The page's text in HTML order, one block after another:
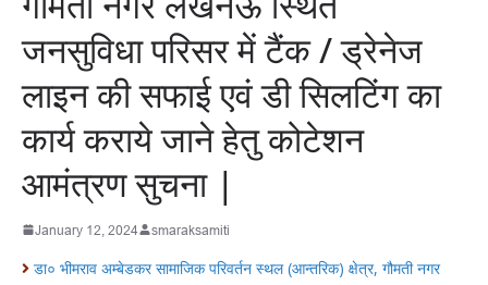
जनसुविधा परिसर में टैंक / ड्रेनेज
लाइन की सफाई एवं डी सिलटिंग का
कार्य कराये जाने हेतु कोटेशन
आमंत्रण सुचना |
January 12, 2024 smaraksamiti
डा० भीमराव अम्बेडकर सामाजिक परिवर्तन स्थल (आन्तरिक) क्षेत्र, गौमती नगर